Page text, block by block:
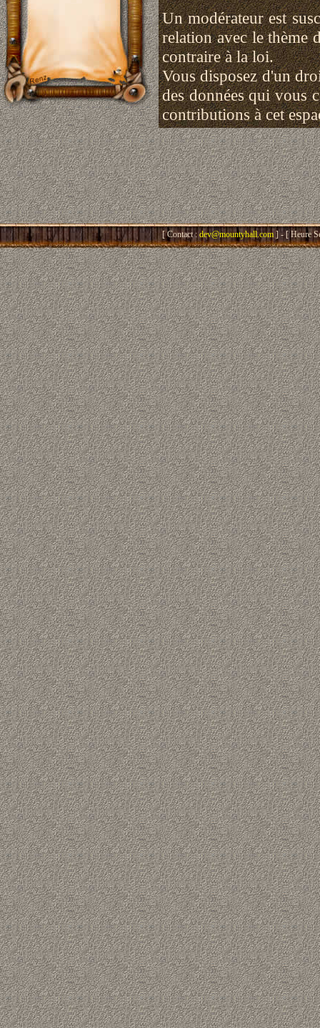
Un modérateur est
relation avec le thème
contraire à la loi.
Vous disposez d'un
des données qui vous
contributions à cet
[ Contact : dev@mountyhall.com ] - [ Heure